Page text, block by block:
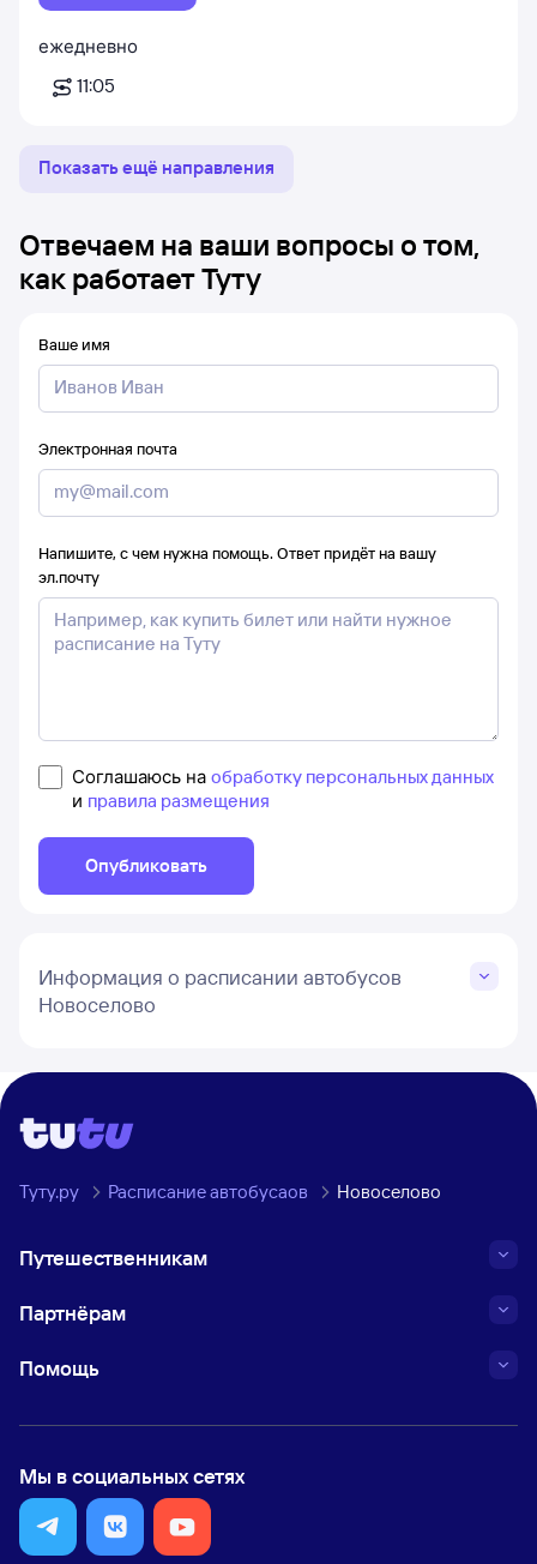
ежедневно
11:05
Показать ещё направления
Отвечаем на ваши вопросы о том,
как работает Туту
Ваше имя
Электронная почта
Напишите, с чем нужна помощь. Ответ придёт на вашу
эл.почту
Соглашаюсь на обработку персональных данных
и правила размещения
Опубликовать
Информация о расписании автобусов
Новоселово
Туту.ру Расписание автобусаов Новоселово
Путешественникам
Партнёрам
Помощь
Мы в социальных сетях